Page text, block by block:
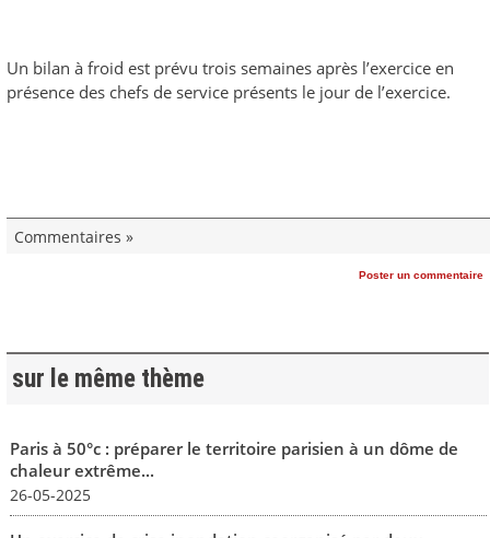
Un bilan à froid est prévu trois semaines après l’exercice en
présence des chefs de service présents le jour de l’exercice.
Commentaires »
Poster un commentaire
sur le même thème
Paris à 50°c : préparer le territoire parisien à un dôme de
chaleur extrême...
26-05-2025